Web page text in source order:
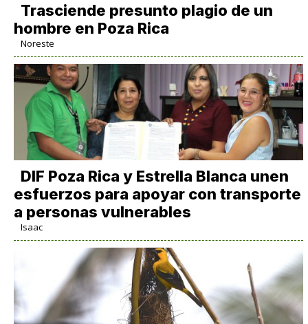
Trasciende presunto plagio de un
hombre en Poza Rica
Noreste
DIF Poza Rica y Estrella Blanca unen
esfuerzos para apoyar con transporte
a personas vulnerables
Isaac